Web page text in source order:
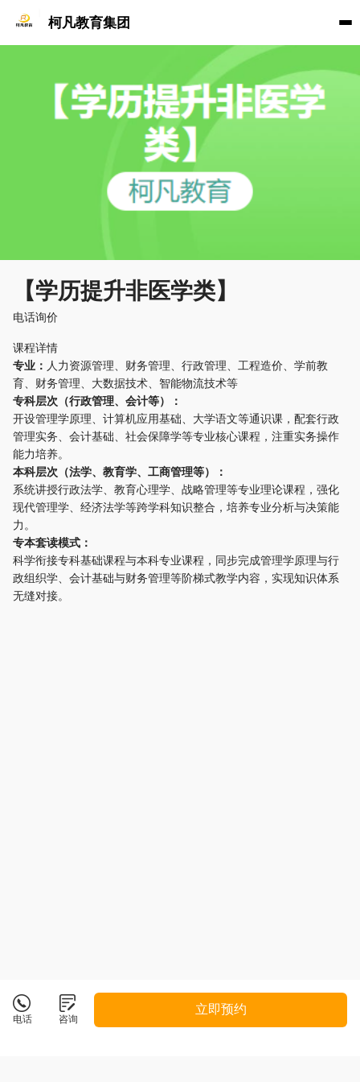
柯凡教育集团
【学历提升非医学类】
电话询价
课程详情
专业： 人力资源管理、财务管理、行政管理、工程造价、学前教
育、财务管理、大数据技术、智能物流技术等
专科层次（行政管理、会计等）：
开设管理学原理、计算机应用基础、大学语文等通识课，配套行政
管理实务、会计基础、社会保障学等专业核心课程，注重实务操作
能力培养。
本科层次（法学、教育学、工商管理等）：
系统讲授行政法学、教育心理学、战略管理等专业理论课程，强化
现代管理学、经济法学等跨学科知识整合，培养专业分析与决策能
力。
专本套读模式：
科学衔接专科基础课程与本科专业课程，同步完成管理学原理与行
政组织学、会计基础与财务管理等阶梯式教学内容，实现知识体系
无缝对接。
电话 咨询
立即预约